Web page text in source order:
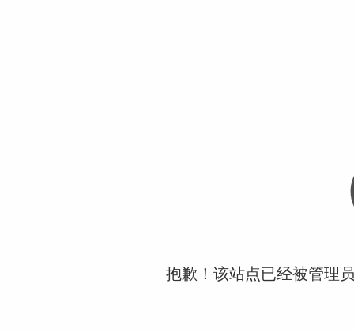
抱歉！该站点已经被管理